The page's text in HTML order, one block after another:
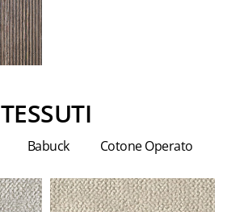
TESSUTI
Babuck Cotone Operato